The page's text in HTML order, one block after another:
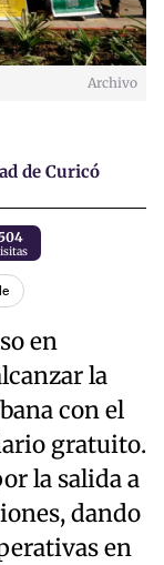
Archivo
de Curicó
en
la
con el
gratuito.
la salida a
dando
en